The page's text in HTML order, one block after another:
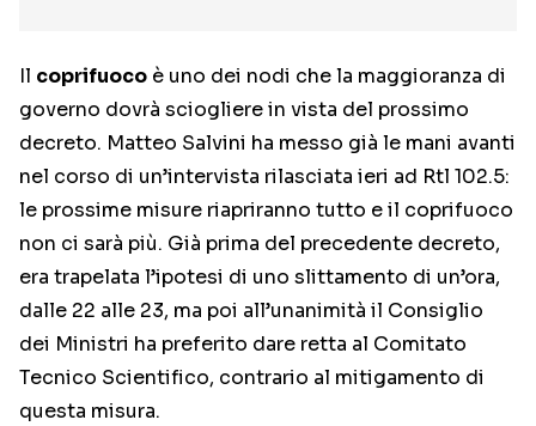
Il coprifuoco è uno dei nodi che la maggioranza di
governo dovrà sciogliere in vista del prossimo
decreto. Matteo Salvini ha messo già le mani avanti
nel corso di un’intervista rilasciata ieri ad Rtl 102.5:
le prossime misure riapriranno tutto e il coprifuoco
non ci sarà più. Già prima del precedente decreto,
era trapelata l’ipotesi di uno slittamento di un’ora,
dalle 22 alle 23, ma poi all’unanimità il Consiglio
dei Ministri ha preferito dare retta al Comitato
Tecnico Scientifico, contrario al mitigamento di
questa misura.